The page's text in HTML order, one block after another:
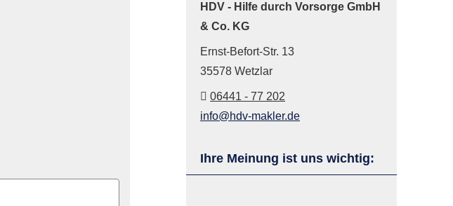
HDV - Hilfe durch Vorsorge GmbH
& Co. KG
Ernst-Befort-Str. 13
35578 Wetzlar
06441 - 77 202
info@hdv-makler.de
Ihre Meinung ist uns wichtig: